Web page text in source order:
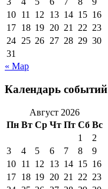
10 11 12 13 14 15 16
17 18 19 20 21 22 23
24 25 26 27 28 29 30
31
« Мар
Календарь событий
Август 2026
Пн Вт Ср Чт Пт Сб Вс
1
2
3
4 5 6 7 8
9
10 11 12 13 14 15 16
17 18 19 20 21 22 23